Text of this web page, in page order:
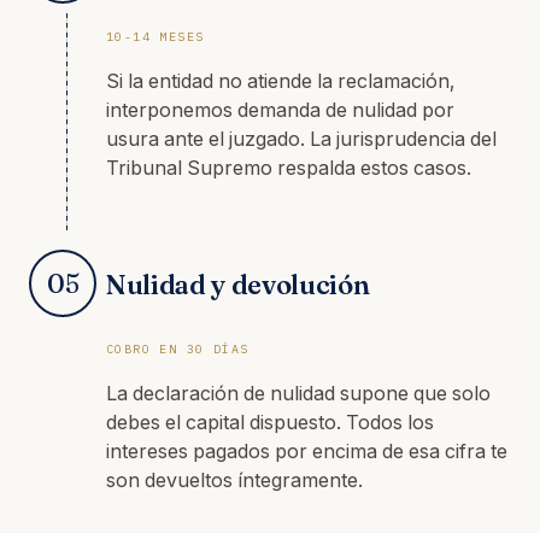
10-14 MESES
Si la entidad no atiende la reclamación,
interponemos demanda de nulidad por
usura ante el juzgado. La jurisprudencia del
Tribunal Supremo respalda estos casos.
05 Nulidad y devolución
COBRO EN 30 DÍAS
La declaración de nulidad supone que solo
debes el capital dispuesto. Todos los
intereses pagados por encima de esa cifra te
son devueltos íntegramente.